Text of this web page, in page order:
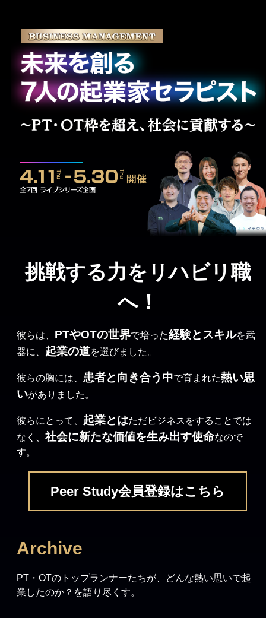
挑戦する力をリハビリ職
へ！
彼らは、 PTやOTの世界で培った経験とスキルを武
器に、 起業の道を選びました。
彼らの胸には、 患者と向き合う中で育まれた熱い思
いがありました。
彼らにとって、 起業とはただビジネスをすることでは
なく、 社会に新たな価値を生み出す使命なので
す。
Peer Study会員登録はこちら
Archive
PT・OTのトップランナーたちが、どんな熱い思いで起
業したのか？を語り尽くす。